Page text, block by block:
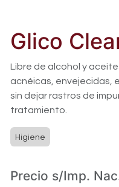
Glico
Libre de alcohol y
acnéicas, envejecidas,
sin dejar rastros de
tratamiento.
Higiene
Precio s/Imp.